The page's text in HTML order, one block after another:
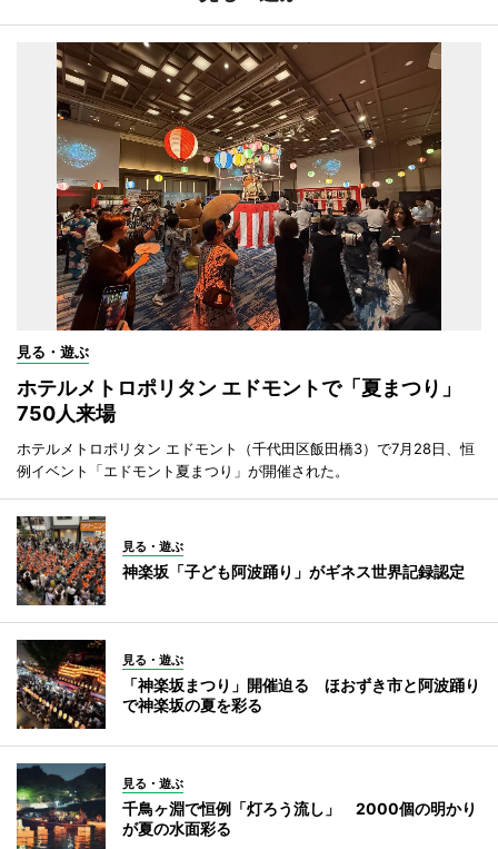
見る・遊ぶ
ホテルメトロポリタン エドモントで「夏まつり」
750人来場
ホテルメトロポリタン エドモント（千代田区飯田橋3）で7月28日、恒
例イベント「エドモント夏まつり」が開催された。
見る・遊ぶ
神楽坂「子ども阿波踊り」がギネス世界記録認定
見る・遊ぶ
「神楽坂まつり」開催迫る ほおずき市と阿波踊り
で神楽坂の夏を彩る
見る・遊ぶ
千鳥ヶ淵で恒例「灯ろう流し」 2000個の明かり
が夏の水面彩る